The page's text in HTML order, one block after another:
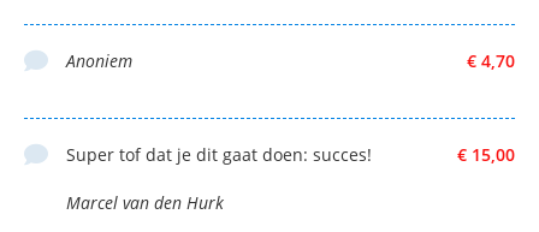
€ 4,70
Anoniem
€ 15,00
Super tof dat je dit gaat doen: succes!
Marcel van den Hurk